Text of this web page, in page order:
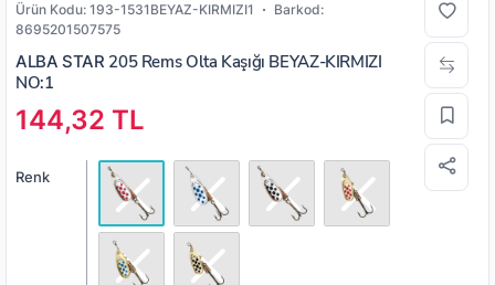
Ürün Kodu: 193-1531BEYAZ-KIRMIZI1
Barkod:
8695201507575
ALBA STAR 205 Rems Olta Kaşığı BEYAZ-KIRMIZI
NO:1
144,32 TL
Renk